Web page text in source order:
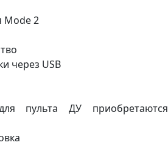
Mode 2
через USB
пульта ДУ приобретаются